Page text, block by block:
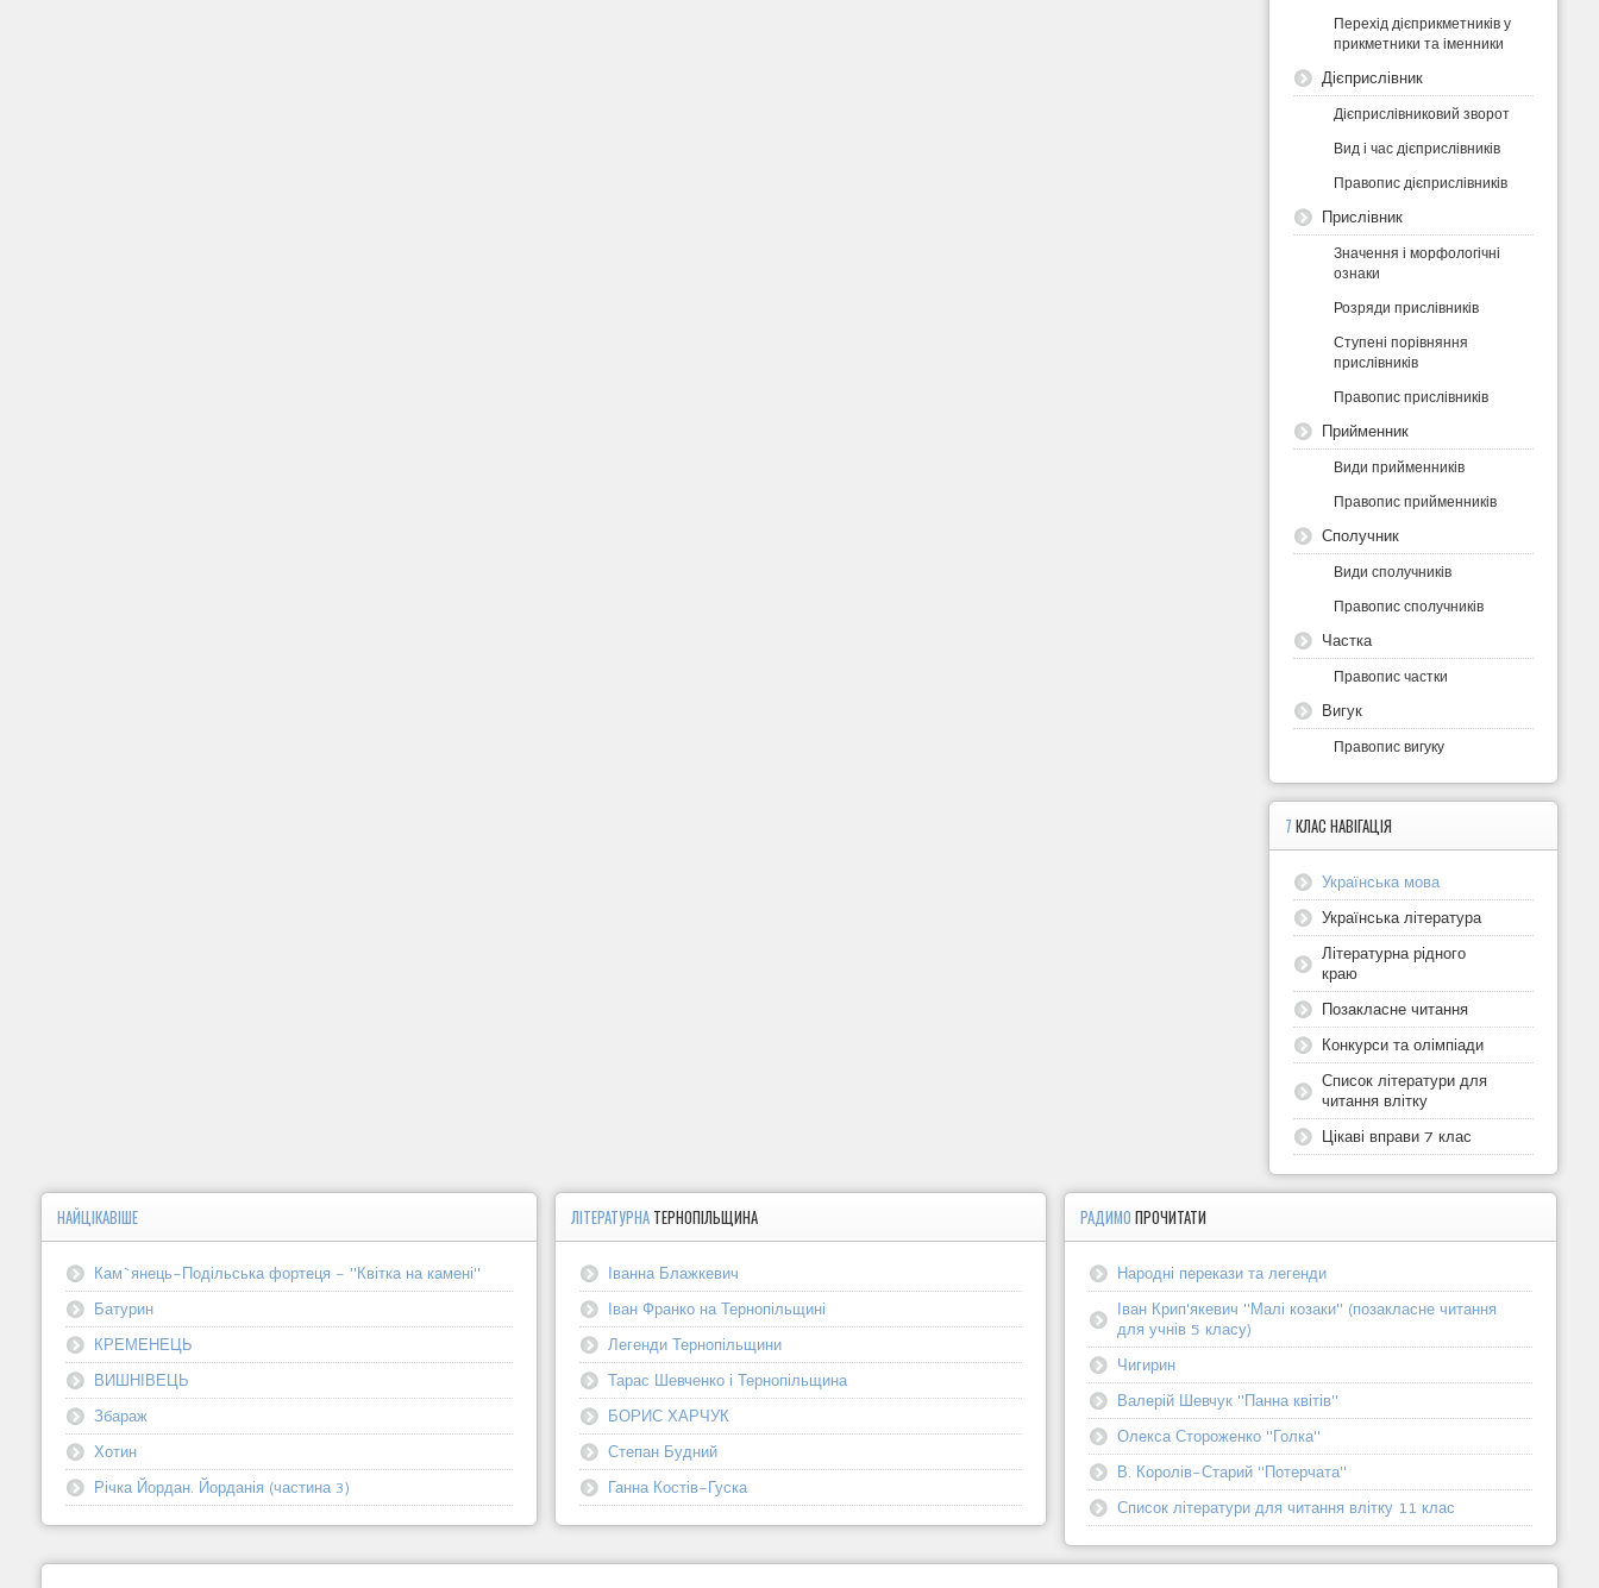
Перехід дієприкметників у
прикметники та іменники
Дієприслівник
Дієприслівниковий зворот
Вид і час дієприслівників
Правопис дієприслівників
Прислівник
Значення і морфологічні
ознаки
Розряди прислівників
Ступені порівняння
прислівників
Правопис прислівників
Прийменник
Види прийменників
Правопис прийменників
Сполучник
Види сполучників
Правопис сполучників
Частка
Правопис частки
Вигук
Правопис вигуку
7КЛАС НАВІГАЦІЯ
Українська мова
Українська література
Літературна рідного
краю
Позакласне читання
Конкурси та олімпіади
Список літератури для
читання влітку
Цікаві вправи 7 клас
НАЙЦІКАВІШЕ
Кам`янець-Подільська фортеця - "Квітка на камені"
Батурин
КРЕМЕНЕЦЬ
ВИШНІВЕЦЬ
Збараж
Хотин
Річка Йордан. Йорданія (частина 3)
ЛІТЕРАТУРНА ТЕРНОПІЛЬЩИНА
Іванна Блажкевич
Іван Франко на Тернопільщині
Легенди Тернопільщини
Тарас Шевченко і Тернопільщина
БОРИС ХАРЧУК
Степан Будний
Ганна Костів-Гуска
РАДИМОПРОЧИТАТИ
Народні перекази та легенди
Іван Крип'якевич "Малі козаки" (позакласне читання
для учнів 5 класу)
Чигирин
Валерій Шевчук "Панна квітів"
Олекса Стороженко "Голка"
В. Королів-Старий "Потерчата"
Список літератури для читання влітку 11 клас